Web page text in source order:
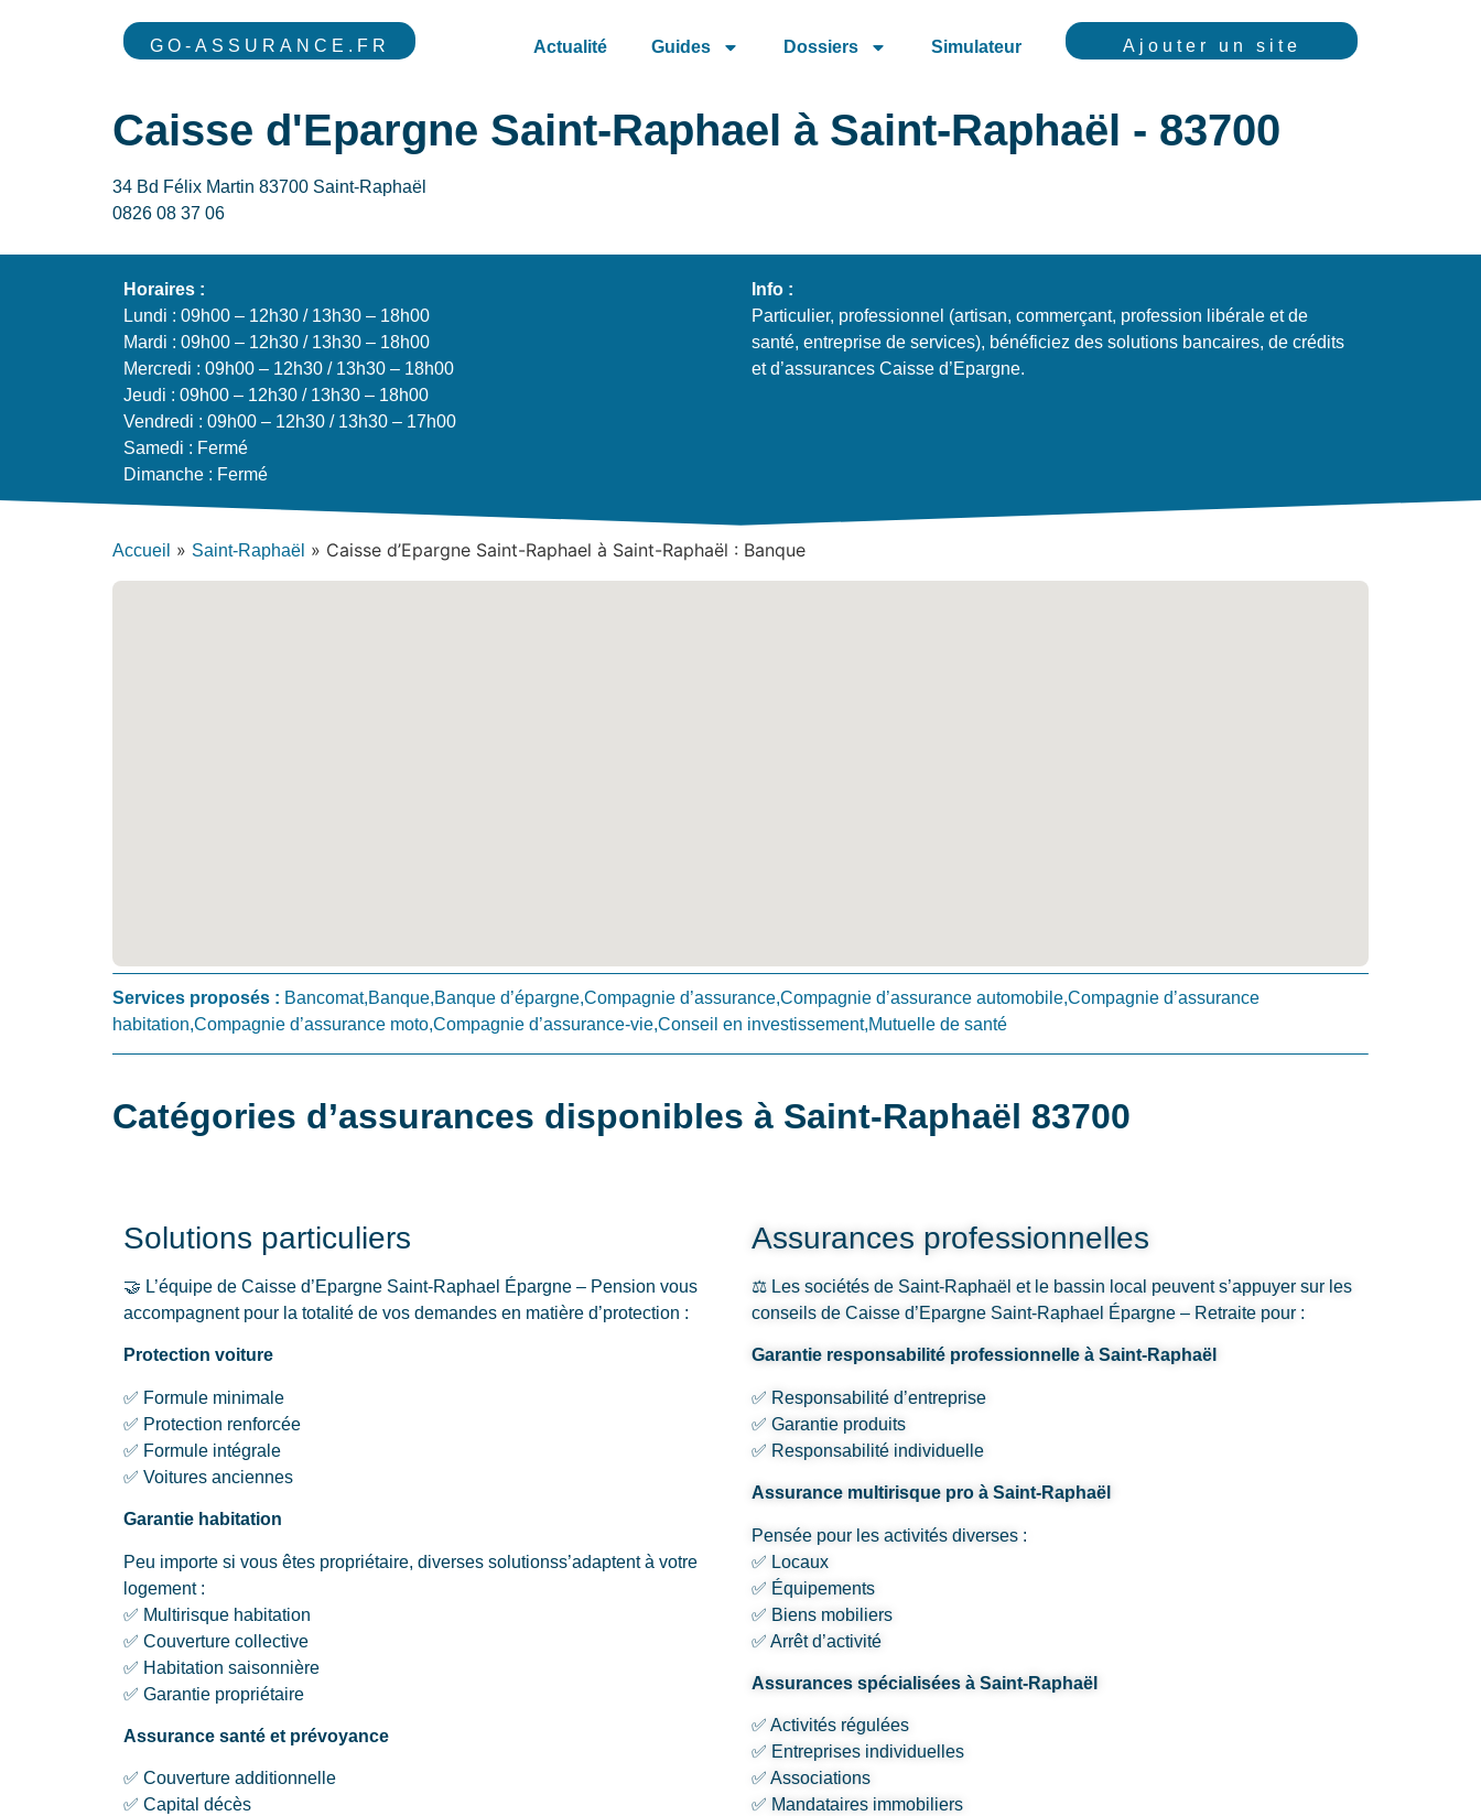
GO-ASSURANCE.FR Actualité Guides Dossiers Simulateur Ajouter un site
Caisse d'Epargne Saint-Raphael à Saint-Raphaël - 83700
34 Bd Félix Martin 83700 Saint-Raphaël
0826 08 37 06
Horaires :
Lundi : 09h00 – 12h30 / 13h30 – 18h00
Mardi : 09h00 – 12h30 / 13h30 – 18h00
Mercredi : 09h00 – 12h30 / 13h30 – 18h00
Jeudi : 09h00 – 12h30 / 13h30 – 18h00
Vendredi : 09h00 – 12h30 / 13h30 – 17h00
Samedi : Fermé
Dimanche : Fermé
Info :
Particulier, professionnel (artisan, commerçant, profession libérale et de
santé, entreprise de services), bénéficiez des solutions bancaires, de crédits
et d’assurances Caisse d’Epargne.
Accueil » Saint-Raphaël » Caisse d’Epargne Saint-Raphael à Saint-Raphaël : Banque
Services proposés : Bancomat,Banque,Banque d’épargne,Compagnie d’assurance,Compagnie d’assurance automobile,Compagnie d’assurance
habitation,Compagnie d’assurance moto,Compagnie d’assurance-vie,Conseil en investissement,Mutuelle de santé
Catégories d’assurances disponibles à Saint-Raphaël 83700
Solutions particuliers
🤝 L’équipe de Caisse d’Epargne Saint-Raphael Épargne – Pension vous
accompagnent pour la totalité de vos demandes en matière d’protection :
Protection voiture
✅ Formule minimale
✅ Protection renforcée
✅ Formule intégrale
✅ Voitures anciennes
Garantie habitation
Peu importe si vous êtes propriétaire, diverses solutionss’adaptent à votre
logement :
✅ Multirisque habitation
✅ Couverture collective
✅ Habitation saisonnière
✅ Garantie propriétaire
Assurance santé et prévoyance
✅ Couverture additionnelle
✅ Capital décès
Assurances professionnelles
⚖️ Les sociétés de Saint-Raphaël et le bassin local peuvent s’appuyer sur les
conseils de Caisse d’Epargne Saint-Raphael Épargne – Retraite pour :
Garantie responsabilité professionnelle à Saint-Raphaël
✅ Responsabilité d’entreprise
✅ Garantie produits
✅ Responsabilité individuelle
Assurance multirisque pro à Saint-Raphaël
Pensée pour les activités diverses :
✅ Locaux
✅ Équipements
✅ Biens mobiliers
✅ Arrêt d’activité
Assurances spécialisées à Saint-Raphaël
✅ Activités régulées
✅ Entreprises individuelles
✅ Associations
✅ Mandataires immobiliers